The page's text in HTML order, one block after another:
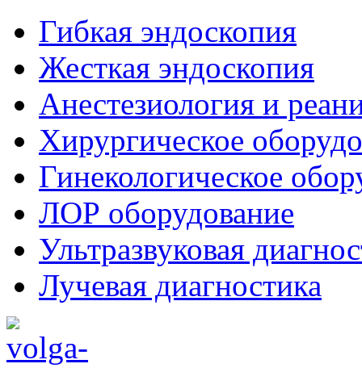
Гибкая эндоскопия
Жесткая эндоскопия
Анестезиология и
Хирургическое
Гинекологическое
ЛОР оборудование
Ультразвуковая
Лучевая диагностика